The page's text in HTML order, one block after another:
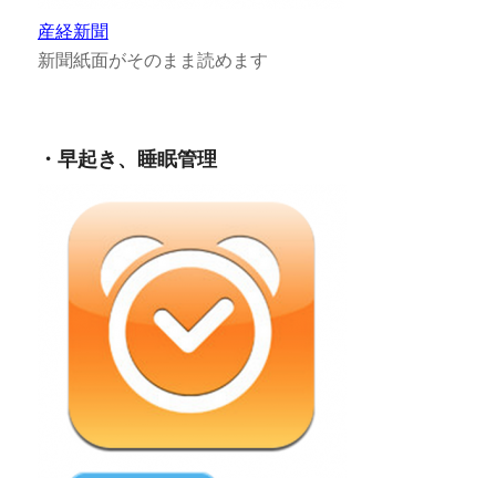
産経新聞
新聞紙面がそのまま読めます
・早起き、睡眠管理